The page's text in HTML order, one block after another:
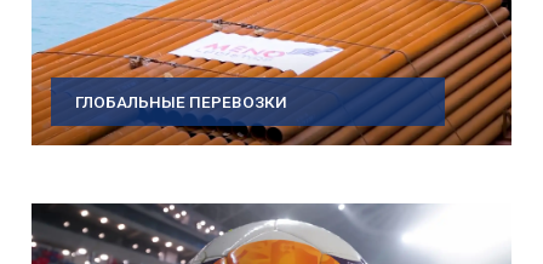
ГЛОБАЛЬНЫЕ ПЕРЕВОЗКИ